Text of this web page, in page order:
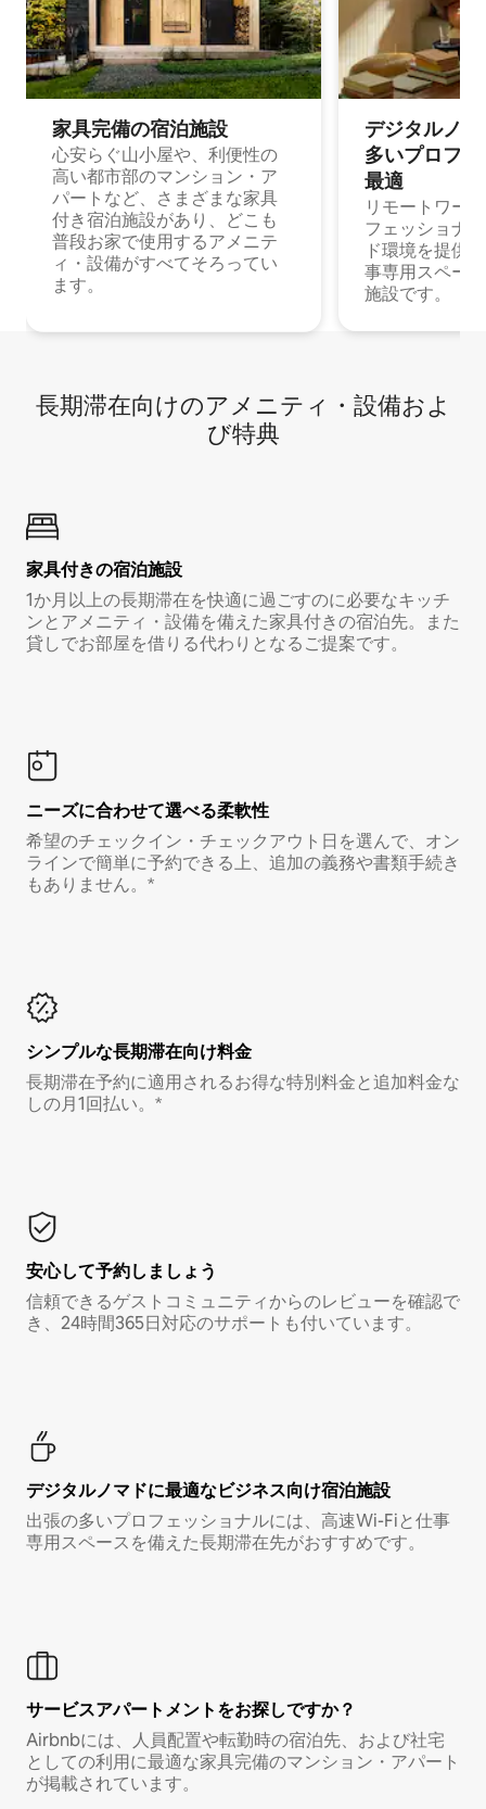
家具完備の宿⁠泊⁠施⁠設
心安らぐ山小屋や、利便性の
高い都市部のマンション・ア
パートなど、さまざまな家具
付き宿泊施設があり、どこも
普段お家で使用するアメニテ
ィ・設備がすべてそろってい
ます。
デジタルノ
多⁠いプ⁠ロ⁠フ⁠
最⁠適
リモートワー
フェッショナ
ド環境を提供
事専用スペー
施設です。
長期滞在向け⁠のア⁠メ⁠ニ⁠テ⁠ィ⁠・設⁠備⁠およ
び特⁠典
家具付き⁠の宿⁠泊⁠施⁠設
1か月以上の長期滞在を快適に過ごすのに必要なキッチ
ンとアメニティ・設備を備えた家具付きの宿泊先。また
貸しでお部屋を借りる代わりとなるご提案です。
ニーズに合わせて選べる柔軟性
希望のチェックイン・チェックアウト日を選んで、オン
ラインで簡単に予約できる上、追加の義務や書類手続き
もありません。*
シンプルな長期滞在向け料金
長期滞在予約に適用されるお得な特別料金と追加料金な
しの月1回払い。*
安心して予約しましょう
信頼できるゲストコミュニティからのレビューを確認で
き、24時間365日対応のサポートも付いています。
デジタルノマド⁠に最⁠適⁠なビ⁠ジ⁠ネ⁠ス⁠向⁠け宿⁠泊⁠施⁠設
出張の多いプロフェッショナルには、高速Wi-Fiと仕事
専用スペースを備えた長期滞在先がおすすめです。
サービスアパートメントをお探しですか？
Airbnbには、人員配置や転勤時の宿泊先、および社宅
としての利用に最適な家具完備のマンション・アパート
が掲載されています。